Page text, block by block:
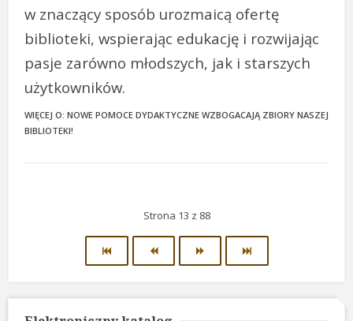
w znaczący sposób urozmaicą ofertę
biblioteki, wspierając edukację i rozwijając
pasje zarówno młodszych, jak i starszych
użytkowników.
WIĘCEJ O: NOWE POMOCE DYDAKTYCZNE WZBOGACAJĄ ZBIORY NASZEJ
BIBLIOTEKI!
Strona 13 z 88